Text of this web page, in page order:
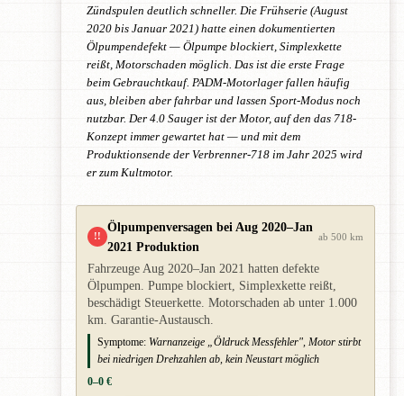
Zündspulen deutlich schneller. Die Frühserie (August
2020 bis Januar 2021) hatte einen dokumentierten
Ölpumpendefekt — Ölpumpe blockiert, Simplexkette
reißt, Motorschaden möglich. Das ist die erste Frage
beim Gebrauchtkauf. PADM-Motorlager fallen häufig
aus, bleiben aber fahrbar und lassen Sport-Modus noch
nutzbar. Der 4.0 Sauger ist der Motor, auf den das 718-
Konzept immer gewartet hat — und mit dem
Produktionsende der Verbrenner-718 im Jahr 2025 wird
er zum Kultmotor.
!!
Ölpumpenversagen bei Aug 2020–Jan
2021 Produktion
ab 500 km
Fahrzeuge Aug 2020–Jan 2021 hatten defekte
Ölpumpen. Pumpe blockiert, Simplexkette reißt,
beschädigt Steuerkette. Motorschaden ab unter 1.000
km. Garantie-Austausch.
Symptome: Warnanzeige „Öldruck Messfehler", Motor stirbt
bei niedrigen Drehzahlen ab, kein Neustart möglich
0–0 €